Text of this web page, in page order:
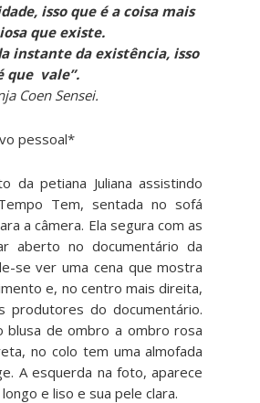
isso que é a coisa mais
que existe.
instante da existência, isso
que vale”.
Coen Sensei.
pessoal*
da petiana Juliana assistindo
Tem, sentada no sofá
a câmera. Ela segura com as
aberto no documentário da
se ver uma cena que mostra
e, no centro mais direita,
produtores do documentário.
blusa de ombro a ombro rosa
no colo tem uma almofada
A esquerda na foto, aparece
e liso e sua pele clara.